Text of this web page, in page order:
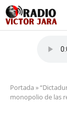
Portada »
monopolio de las